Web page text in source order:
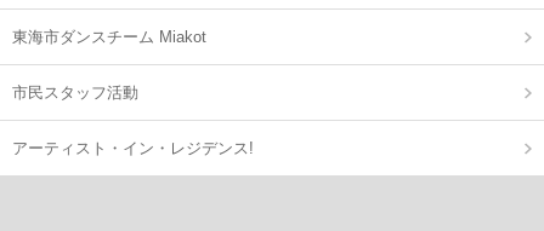
東海市ダンスチーム Miakot
市民スタッフ活動
アーティスト・イン・レジデンス!